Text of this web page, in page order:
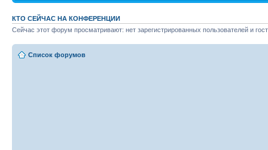
КТО СЕЙЧАС НА КОНФЕРЕНЦИИ
Сейчас этот форум просматривают: нет зарегистрированных пользователей и
Список форумов